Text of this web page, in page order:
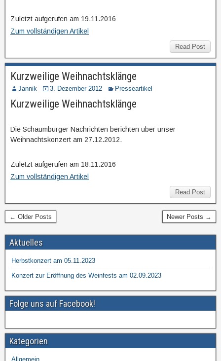
Zuletzt aufgerufen am 19.11.2016
Zum vollständigen Artikel
Read Post
Kurzweilige Weihnachtsklänge
Jannik 3. Dezember 2012 Presseartikel
Kurzweilige Weihnachtsklänge
Die Schaumburger Nachrichten berichten über unser
Weihnachtskonzert am 27.12.2012.
Zuletzt aufgerufen am 18.11.2016
Zum vollständigen Artikel
Read Post
← Older Posts Newer Posts →
Aktuelles
Herbstkonzert am 05.11.2023
Konzert zur Eröffnung des Weinfests am 02.09.2023
Folge uns auf Facebook!
Kategorien
Allgemein